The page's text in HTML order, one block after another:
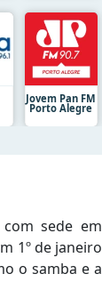
Jovem Pan FM
Porto Alegre
sede em
1º de janeiro
o samba e a